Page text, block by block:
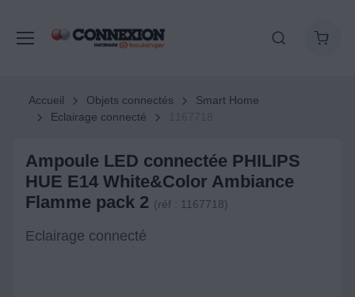
Accueil Objets connectés
Smart Home
Eclairage connecté
Ampoule LED connectée PHILIPS
HUE E14 White&Color Ambiance
Flamme pack 2 (réf : 1167718)
Eclairage connecté